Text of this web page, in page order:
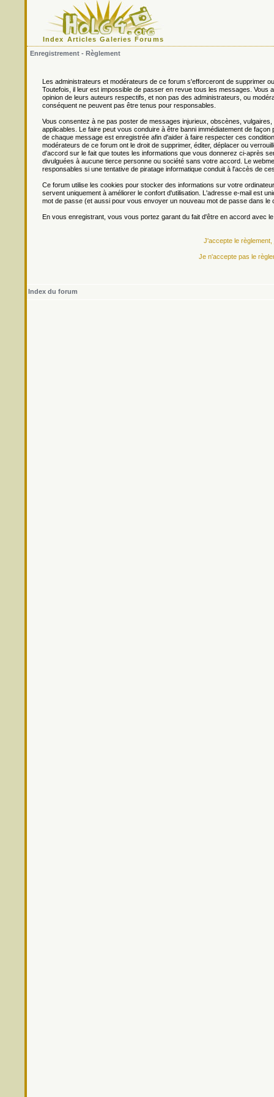
Index Articles Galeries Forums
Enregistrement - Règlement
Les administrateurs et modérateurs de ce forum s'efforceront de supprimer
Toutefois, il leur est impossible de passer en revue tous les messages.
opinion de leurs auteurs respectifs, et non pas des administrateurs, ou
conséquent ne peuvent pas être tenus pour responsables.
Vous consentez à ne pas poster de messages injurieux, obscènes,
applicables. Le faire peut vous conduire à être banni immédiatement de
de chaque message est enregistrée afin d'aider à faire respecter ces
modérateurs de ce forum ont le droit de supprimer, éditer, déplacer ou
d'accord sur le fait que toutes les informations que vous donnerez ci-après
divulguées à aucune tierce personne ou société sans votre accord. Le
responsables si une tentative de piratage informatique conduit à l'accès de
Ce forum utilise les cookies pour stocker des informations sur votre
servent uniquement à améliorer le confort d'utilisation. L'adresse e-mail est
mot de passe (et aussi pour vous envoyer un nouveau mot de passe dans le
En vous enregistrant, vous vous portez garant du fait d'être en accord avec
J'accepte le
Je n'accepte pas le
Index du forum